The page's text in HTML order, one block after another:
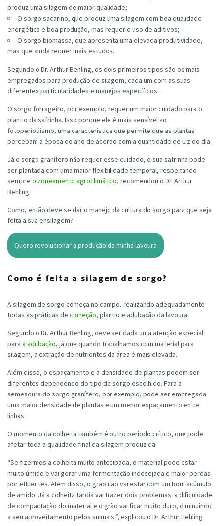
produz uma silagem de maior qualidade;
O sorgo sacarino, que produz uma silagem com boa qualidade
energética e boa produção, mas requer o uso de aditivos;
O sorgo biomassa, que apresenta uma elevada produtividade,
mas que ainda requer mais estudos.
Segundo o Dr. Arthur Behling, os dois primeiros tipos são os mais
empregados para produção de silagem, cada um com as suas
diferentes particularidades e manejos específicos.
O sorgo forrageiro, por exemplo, requer um maior cuidado para o
plantio da safrinha. Isso porque ele é mais sensível ao
fotoperiodismo, uma característica que permite que as plantas
percebam a época do ano de acordo com a quantidade de luz do dia.
Já o sorgo granífero não requer esse cuidado, e sua safrinha pode
ser plantada com uma maior flexibilidade temporal, respeitando
sempre o zoneamento agroclimático, recomendou o Dr. Arthur
Behling.
Como, então deve se dar o manejo da cultura do sorgo para que seja
feita a sua ensilagem?
Quero revolucionar a produção da minha lavoura
Como é feita a silagem de sorgo?
A silagem de sorgo começa no campo, realizando adequadamente
todas as práticas de correção, plantio e adubação da lavoura.
Segundo o Dr. Arthur Behling, deve ser dada uma atenção especial
para a adubação, já que quando trabalhamos com material para
silagem, a extração de nutrientes da área é mais elevada.
Além disso, o espaçamento e a densidade de plantas podem ser
diferentes dependendo do tipo de sorgo escolhido. Para a
semeadura do sorgo granífero, por exemplo, pode ser empregada
uma maior densidade de plantas e um menor espaçamento entre
linhas.
O momento da colheita também é outro período crítico, que pode
afetar toda a qualidade final da silagem produzida.
“Se fizermos a colheita muito antecipada, o material pode estar
muito úmido e vai gerar uma fermentação indesejada e maior perdas
por efluentes. Além disso, o grão não vai estar com um bom acúmulo
de amido. Já a colheita tardia vai trazer dois problemas: a dificuldade
de compactação do material e o grão vai ficar muito duro, diminuindo
a seu aproveitamento pelos animais.”, explicou o Dr. Arthur Behling